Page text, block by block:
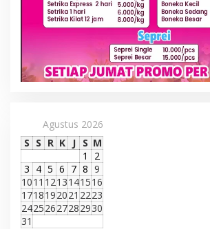
Agustus 2026
S S R K J S M
1
2
3 4 5 6 7 8 9
1011 1213141516
1718192021 2223
24252627282930
31